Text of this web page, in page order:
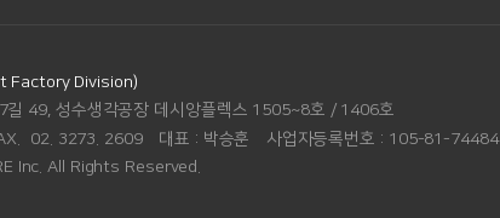
Factory Division)
길 49, 성수생각공장 데시앙플렉스 1505~8호 / 1406호
02. 3273. 2609 대표 : 박승훈 사업자등록번호 : 105-81-74484
Inc. All Rights Reserved.